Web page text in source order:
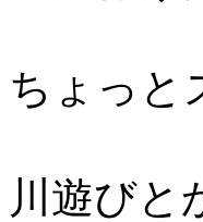
ちょっと
川遊びと